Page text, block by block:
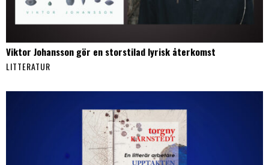
Viktor Johansson gör en storstilad lyrisk återkomst
LITTERATUR